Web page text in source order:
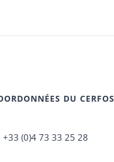
DU CERFOS
+33 (0)4 73 33 25 28